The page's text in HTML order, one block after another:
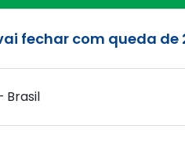
fechar com queda de
Brasil